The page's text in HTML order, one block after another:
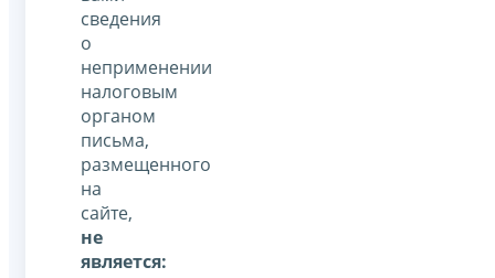
сведения
о
неприменении
налоговым
органом
письма,
размещенного
на
сайте,
не
является: